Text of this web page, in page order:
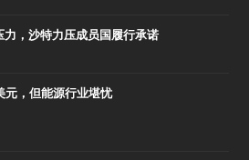
力，沙特力压成员国履行承诺
元，但能源行业堪忧